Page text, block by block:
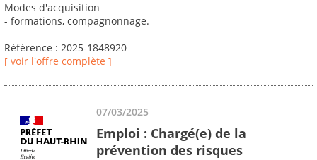
Modes d'acquisition
- formations, compagnonnage.
Référence : 2025-1848920
[ voir l'offre complète ]
07/03/2025
Emploi : Chargé(e) de la
prévention des risques